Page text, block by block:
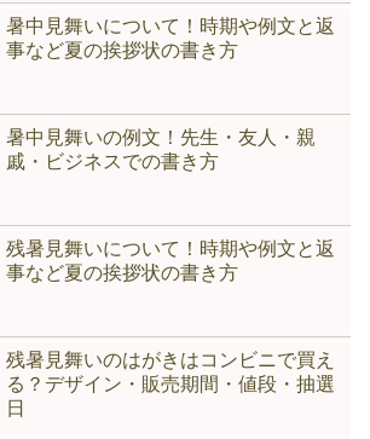
暑中見舞いについて！時期や例文と返
事など夏の挨拶状の書き方
暑中見舞いの例文！先生・友人・親
戚・ビジネスでの書き方
残暑見舞いについて！時期や例文と返
事など夏の挨拶状の書き方
残暑見舞いのはがきはコンビニで買え
る？デザイン・販売期間・値段・抽選
日